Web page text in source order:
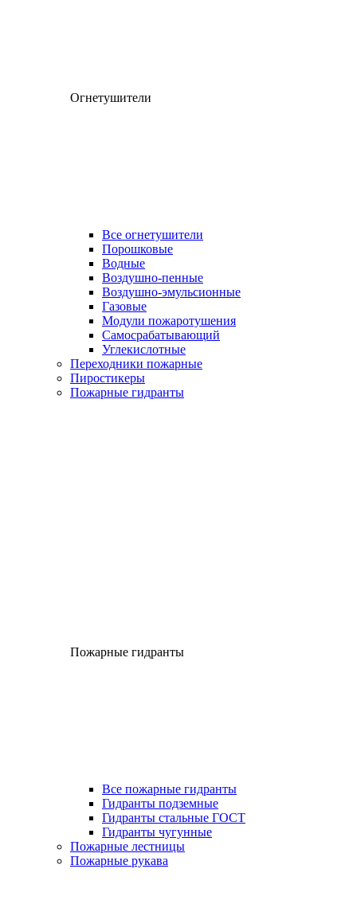
Огнетушители
Все огнетушители
Порошковые
Водные
Воздушно-пенные
Воздушно-эмульсионные
Газовые
Модули пожаротушения
Самосрабатывающий
Углекислотные
Переходники пожарные
Пиростикеры
Пожарные гидранты
Пожарные гидранты
Все пожарные гидранты
Гидранты подземные
Гидранты стальные ГОСТ
Гидранты чугунные
Пожарные лестницы
Пожарные рукава